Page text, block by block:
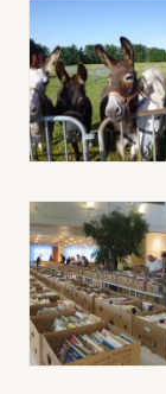
90 -
Choisir
Mon